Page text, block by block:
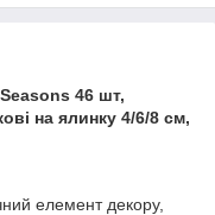
46 шт,
на ялинку 4/6/8 см,
елемент декору,